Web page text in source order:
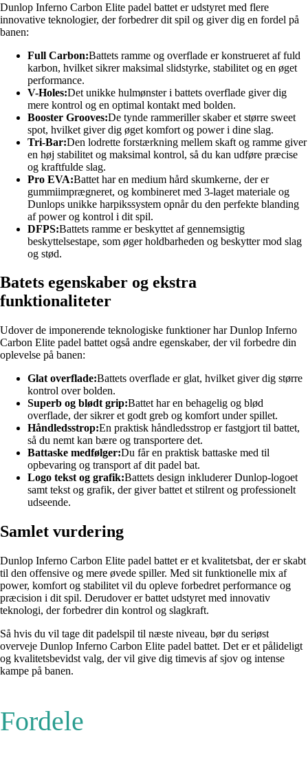
Dunlop Inferno Carbon Elite padel battet er udstyret med flere
innovative teknologier, der forbedrer dit spil og giver dig en fordel på
banen:
Full Carbon:Battets ramme og overflade er konstrueret af fuld
karbon, hvilket sikrer maksimal slidstyrke, stabilitet og en øget
performance.
V-Holes:Det unikke hulmønster i battets overflade giver dig
mere kontrol og en optimal kontakt med bolden.
Booster Grooves:De tynde rammeriller skaber et større sweet
spot, hvilket giver dig øget komfort og power i dine slag.
Tri-Bar:Den lodrette forstærkning mellem skaft og ramme giver
en høj stabilitet og maksimal kontrol, så du kan udføre præcise
og kraftfulde slag.
Pro EVA:Battet har en medium hård skumkerne, der er
gummiimprægneret, og kombineret med 3-laget materiale og
Dunlops unikke harpikssystem opnår du den perfekte blanding
af power og kontrol i dit spil.
DFPS:Battets ramme er beskyttet af gennemsigtig
beskyttelsestape, som øger holdbarheden og beskytter mod slag
og stød.
Batets egenskaber og ekstra
funktionaliteter
Udover de imponerende teknologiske funktioner har Dunlop Inferno
Carbon Elite padel battet også andre egenskaber, der vil forbedre din
oplevelse på banen:
Glat overflade:Battets overflade er glat, hvilket giver dig større
kontrol over bolden.
Superb og blødt grip:Battet har en behagelig og blød
overflade, der sikrer et godt greb og komfort under spillet.
Håndledsstrop:En praktisk håndledsstrop er fastgjort til battet,
så du nemt kan bære og transportere det.
Battaske medfølger:Du får en praktisk battaske med til
opbevaring og transport af dit padel bat.
Logo tekst og grafik:Battets design inkluderer Dunlop-logoet
samt tekst og grafik, der giver battet et stilrent og professionelt
udseende.
Samlet vurdering
Dunlop Inferno Carbon Elite padel battet er et kvalitetsbat, der er skabt
til den offensive og mere øvede spiller. Med sit funktionelle mix af
power, komfort og stabilitet vil du opleve forbedret performance og
præcision i dit spil. Derudover er battet udstyret med innovativ
teknologi, der forbedrer din kontrol og slagkraft.
Så hvis du vil tage dit padelspil til næste niveau, bør du seriøst
overveje Dunlop Inferno Carbon Elite padel battet. Det er et pålideligt
og kvalitetsbevidst valg, der vil give dig timevis af sjov og intense
kampe på banen.
Fordele